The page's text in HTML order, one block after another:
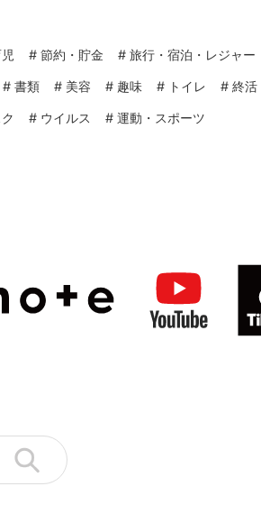
# 節約・貯金 # 旅行・宿泊・レジャー
# 書類 # 美容 # 趣味 # トイレ # 終活
# ウイルス # 運動・スポーツ